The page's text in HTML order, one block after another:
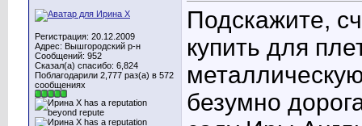
Регистрация: 20.12.2009
Адрес: Вышгородский р-н
Сообщений: 952
Сказал(а) спасибо: 6,824
Поблагодарили 2,777 раз(а) в 572
сообщениях
Подскажите,
купить для
безумно